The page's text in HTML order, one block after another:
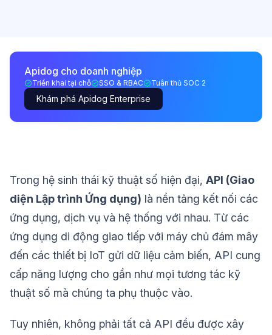
Apidog cho doanh nghiệp
Triển khai tại chỗ SSO & RBAC Tuân thủ SOC 2
Khám phá Apidog Enterprise
Trong hệ sinh thái kỹ thuật số hiện đại, API (Giao
diện Lập trình Ứng dụng) là nền tảng kết nối các
ứng dụng, dịch vụ và hệ thống với nhau. Từ các
ứng dụng di động giao tiếp với máy chủ đám mây
đến các thiết bị IoT gửi dữ liệu cảm biến, API cung
cấp năng lượng cho gần như mọi tương tác kỹ
thuật số mà chúng ta phụ thuộc vào.
Tuy nhiên, không phải tất cả API đều được xây